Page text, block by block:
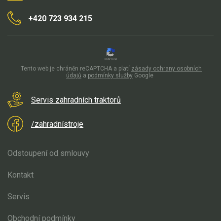
sortimentu stejně jako zahradní traktory nebo
jsou vyráběny českou společností zajišťující ryze kvalitní zahradní
techniku skvělého zpracování.
požadavkům. K čemu budete jedinečnou techniku používat?
+420 723 934 215
Servis zahradních traktorů
/zahradnístroje
Odstoupení od smlouvy
Kontakt
Servis
Obchodní podmínky
Tento web je chráněn reCAPTCHA a platí zásady ochrany osobních
údajů a podmínky služby Google